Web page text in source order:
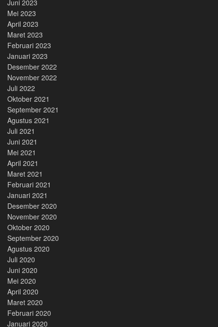
Juni 2023
Mei 2023
April 2023
Maret 2023
Februari 2023
Januari 2023
Desember 2022
November 2022
Juli 2022
Oktober 2021
September 2021
Agustus 2021
Juli 2021
Juni 2021
Mei 2021
April 2021
Maret 2021
Februari 2021
Januari 2021
Desember 2020
November 2020
Oktober 2020
September 2020
Agustus 2020
Juli 2020
Juni 2020
Mei 2020
April 2020
Maret 2020
Februari 2020
Januari 2020